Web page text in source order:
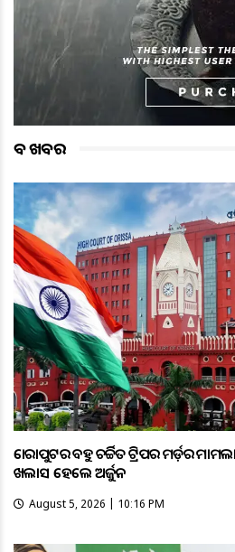
ବଡ ଖବର
କୋରାପୁଟର ବହୁ ଚର୍ଚ୍ଚିତ ଟ୍ରିପର ମର୍ଡ଼ର
ଖଲାସ ହେଲେ ଅର୍ଜୁନ
August 5, 2026 | 10:16 PM